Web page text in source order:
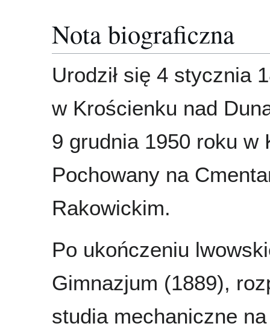
Nota biograficzna
Urodził się 4 stycznia
w Krościenku nad
9 grudnia 1950 roku w
Pochowany na
Rakowickim.
Po ukończeniu
Gimnazjum (1889),
studia mechaniczne